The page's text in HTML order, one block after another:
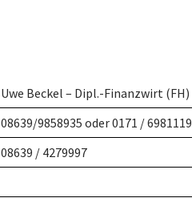
Uwe Beckel – Dipl.-Finanzwirt (FH)
08639/9858935 oder 0171 / 6981119
08639 / 4279997